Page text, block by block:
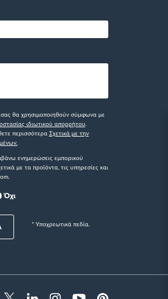
θα χρησιμοποιηθούν σύμφωνα με
ιδιωτικού απορρήτου.
περισσότερα Σχετικά με την
ενημερώσεις εμπορικού
με τα προϊόντα, τις υπηρεσίες και
Όχι
* Yποχρεωτικά πεδία.